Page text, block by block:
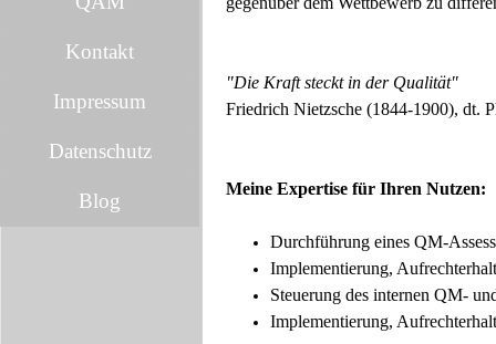
Kontakt
Impressum
Datenschutz
Blog
"Die Kraft steckt in der Qualität"
Friedrich Nietzsche (1844-1900), dt.
Meine Expertise für Ihren Nutzen:
Durchführung eines QM-
Implementierung,
Steuerung des internen QM-
Implementierung,